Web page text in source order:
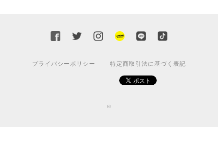
プライバシーポリシー 特定商取引法に基づく表記
©